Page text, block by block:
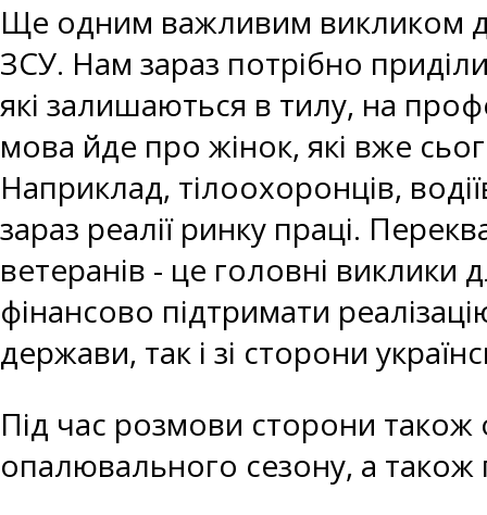
Ще одним важливим викликом
ЗСУ. Нам зараз потрібно
які залишаються в тилу, на
мова йде про жінок, які вже
Наприклад, тілоохоронців,
зараз реалії ринку праці.
ветеранів - це головні виклики
фінансово підтримати
держави, так і зі сторони
Під час розмови сторони також
опалювального сезону, а також